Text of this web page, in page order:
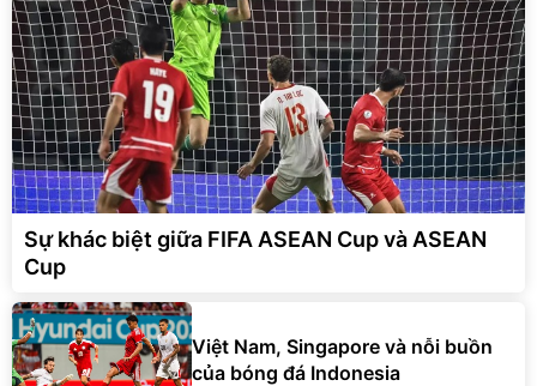
Sự khác biệt giữa FIFA ASEAN Cup và ASEAN
Cup
Việt Nam, Singapore và nỗi buồn
của bóng đá Indonesia